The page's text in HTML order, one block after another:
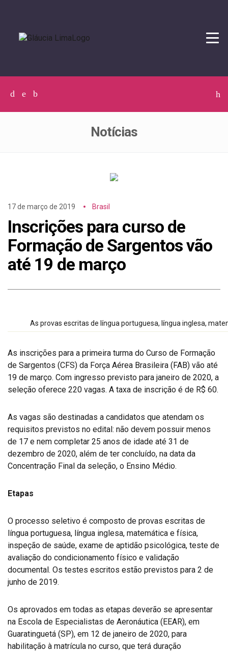
Facebook
TwitterInstagram
Notícias
17 de março de 2019 Brasil
Inscrições para curso de
Formação de Sargentos vão
até 19 de março
As provas escritas de língua portuguesa, língua inglesa,
As inscrições para a primeira turma do Curso de Formação
de Sargentos (CFS) da Força Aérea Brasileira (FAB) vão até
19 de março. Com ingresso previsto para janeiro de 2020, a
seleção oferece 220 vagas. A taxa de inscrição é de R$ 60.
As vagas são destinadas a candidatos que atendam os
requisitos previstos no edital: não devem possuir menos
de 17 e nem completar 25 anos de idade até 31 de
dezembro de 2020, além de ter concluído, na data da
Concentração Final da seleção, o Ensino Médio.
Etapas
O processo seletivo é composto de provas escritas de
língua portuguesa, língua inglesa, matemática e física,
inspeção de saúde, exame de aptidão psicológica, teste de
avaliação do condicionamento físico e validação
documental. Os testes escritos estão previstos para 2 de
junho de 2019.
Os aprovados em todas as etapas deverão se apresentar
na Escola de Especialistas de Aeronáutica (EEAR), em
Guaratinguetá (SP), em 12 de janeiro de 2020, para
habilitação à matrícula no curso, que terá duração